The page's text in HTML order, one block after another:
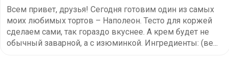
Всем привет, друзья! Сегодня готовим один из самых
моих любимых тортов – Наполеон. Тесто для коржей
сделаем сами, так гораздо вкуснее. А крем будет не
обычный заварной, а с изюминкой. Ингредиенты: (ве...